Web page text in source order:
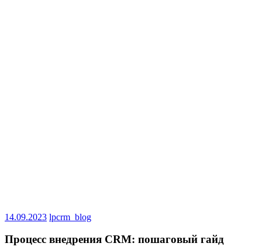
14.09.2023 lpcrm_blog
Процесс внедрения CRM: пошаговый гайд